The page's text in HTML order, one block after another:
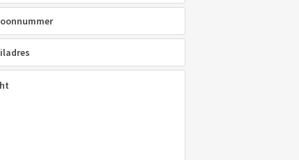
(Vereist)